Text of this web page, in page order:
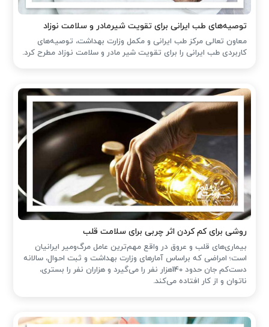
توصیه‌های طب ایرانی برای تقویت شیرمادر و سلامت نوزاد
معاون تعالی مرکز طب ایرانی و مکمل وزارت بهداشت، توصیه‌های
کاربردی طب ایرانی را برای تقویت شیر مادر و سلامت نوزاد مطرح کرد.
روشی برای کم کردن اثر چربی برای سلامت قلب
بیماری‌های قلب و عروق در واقع مهم‌ترین عامل مرگ‌ومیر ایرانیان
است؛ امراضی که براساس آمارهای وزارت بهداشت و ثبت احوال، سالانه
دست‌کم جان حدود 140هزار نفر را می‌گیرد و هزاران نفر را بستری،
ناتوان و از کار افتاده می‌کند.